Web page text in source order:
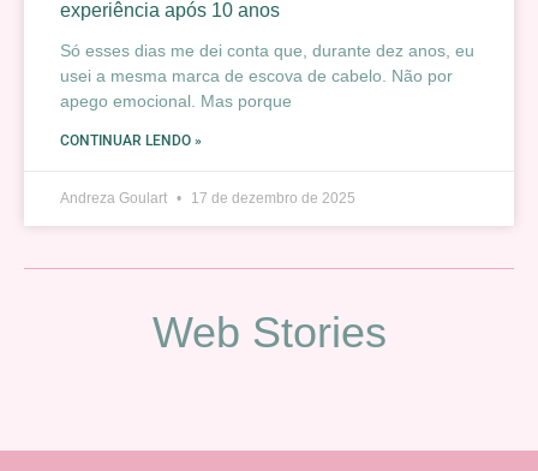
experiência após 10 anos
Só esses dias me dei conta que, durante dez anos, eu
usei a mesma marca de escova de cabelo. Não por
apego emocional. Mas porque
CONTINUAR LENDO »
Andreza Goulart 17 de dezembro de 2025
Web Stories